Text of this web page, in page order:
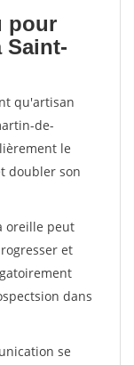
pour
Saint-
qu'artisan
de-
le
doubler son
oreille peut
et
dans
se